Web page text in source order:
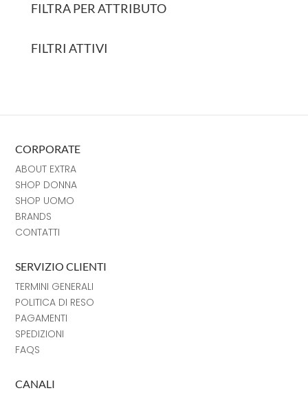
FILTRA PER ATTRIBUTO
FILTRI ATTIVI
CORPORATE
ABOUT EXTRA
SHOP DONNA
SHOP UOMO
BRANDS
CONTATTI
SERVIZIO CLIENTI
TERMINI GENERALI
POLITICA DI RESO
PAGAMENTI
SPEDIZIONI
FAQS
CANALI